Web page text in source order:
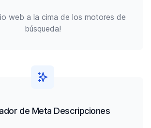
web a la cima de los motores de
búsqueda!
de Meta Descripciones